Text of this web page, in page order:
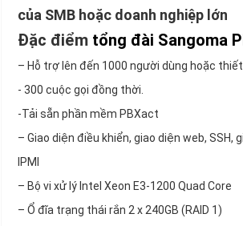
của SMB hoặc doanh nghiệp lớn
Đặc điểm tổng đài Sangoma
– Hỗ trợ lên đến 1000 người dùng hoặc
- 300 cuộc gọi đồng thời.
-Tải sẵn phần mềm PBXact
– Giao diện điều khiển, giao diện web, SSH,
IPMI
– Bộ vi xử lý Intel Xeon E3-1200 Quad Core
– Ổ đĩa trạng thái rắn 2 x 240GB (RAID 1)